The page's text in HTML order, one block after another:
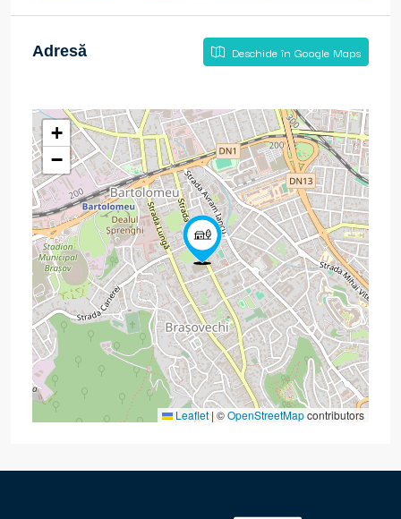
Adresă Deschide în Google Maps
+
−
Leaflet|©OpenStreetMapcontributors